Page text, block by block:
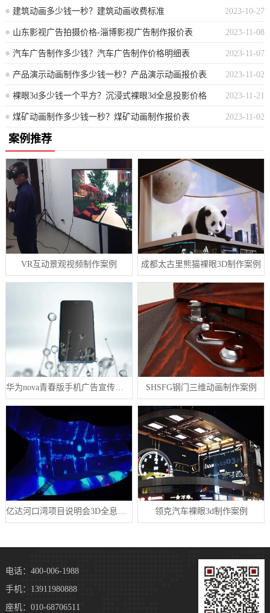
2023-10-27
建筑动画多少钱一秒？建筑动画收费标准
2023-11-08
山东影视广告拍摄价格-淄博影视广告制作报价表
2023-11-07
汽车广告制作多少钱？汽车广告制作价格明细表
2023-11-02
产品演示动画制作多少钱一秒？产品演示动画报价表
2023-11-21
裸眼3d多少钱一个平方？沉浸式裸眼3d全息投影价格
2023-11-02
煤矿动画制作多少钱一秒？煤矿动画制作报价表
案例推荐
VR互动景观视频制作案例 成都太古里熊猫裸眼3D制作案例
华为nova青春版手机广告宣传片视频制作案例 SHSFG钢门三维动画制作案例
领克汽车裸眼3d制作案例
电话：400-006-1988
手机：13911980888
座机：010-68706511